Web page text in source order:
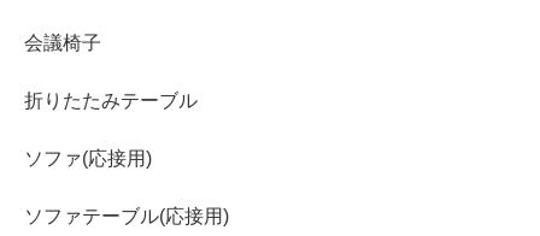
会議椅子
折りたたみテーブル
ソファ(応接用)
ソファテーブル(応接用)